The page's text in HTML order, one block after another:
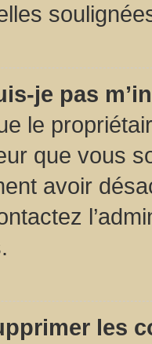
je pas
le
que vous
avoir
les